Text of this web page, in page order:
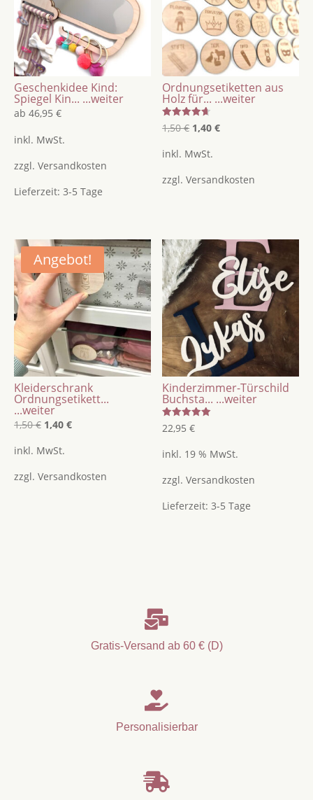
Geburt
/
Kinderzimmerdeko
Menge
Geschenkidee Kind:
Spiegel Kin... ...weiter
ab 46,95 €
inkl. MwSt.
zzgl. Versandkosten
Lieferzeit: 3-5 Tage
Ordnungsetiketten aus
Holz für... ...weiter
Bewertet
mit
von 5
1,50€ Ursprünglicher
1,50 €
1,40€Aktueller
1,40 €.
inkl. MwSt.
zzgl.Versandkosten
Angebot!
Kleiderschrank
Ordnungsetikett...
...weiter
1,50€ Ursprünglicher
1,50 €
1,40 €Aktueller
1,40 €.
inkl. MwSt.
zzgl. Versandkosten
Kinderzimmer-Türschild
Buchsta... ...weiter
Bewertet
mit
von 5
22,95€
inkl. 19 % MwSt.
zzgl.Versandkosten
Lieferzeit:3-5 Tage

Gratis-Versand ab 60 € (D)

Personalisierbar
